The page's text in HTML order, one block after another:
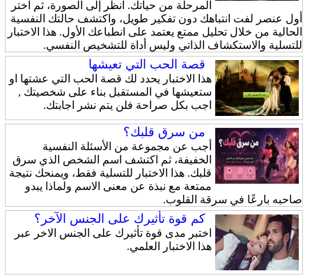
المرحلة من حياتك. انظر إلى الصورة، ثم اختر
أول عنصر لفت انتباهك دون تفكير طويل، واكتشف حالتك النفسية
الحالية من خلال تحليل ممتع يعتمد على انطباعك الأول. هذا الاختبار
للتسلية والاستكشاف الذاتي وليس أداة للتشخيص النفسي.
قصة الحب التي تعيشها
هذا الاختبار يحدد لك قصة الحب التي عشتها او
ستعيشها في المستقبل بناء على شخصيتك ,
اجب بكل صراحة فلن يتم نشر اجابتك.
من سرق قلبك؟
أجب عن مجموعة من الأسئلة النفسية
الخفيفة، ثم اكتشف اسم الشخص الذي سرق
قلبك. هذا الاختبار للتسلية فقط، ويمنحك نتيجة
ممتعة مع نبذة عن معنى الاسم ولماذا يبدو
صاحبه بارعًا في سرقة القلوب.
كم قوة تأثيرك على الجنس الآخر؟
اختبر مدى قوة تأثيرك على الجنس الاخر عبر
هذا الاختبار العلمي.